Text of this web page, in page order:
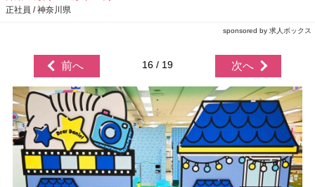
正社員 / 神奈川県
sponsored by 求人ボックス
前へ 16 / 19 次へ